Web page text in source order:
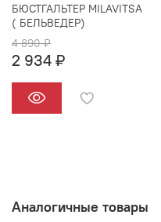
БЮСТГАЛЬТЕР MILAVITSA
( БЕЛЬВЕДЕР)
4 890 ₽
2 934 ₽
Аналогичные товары